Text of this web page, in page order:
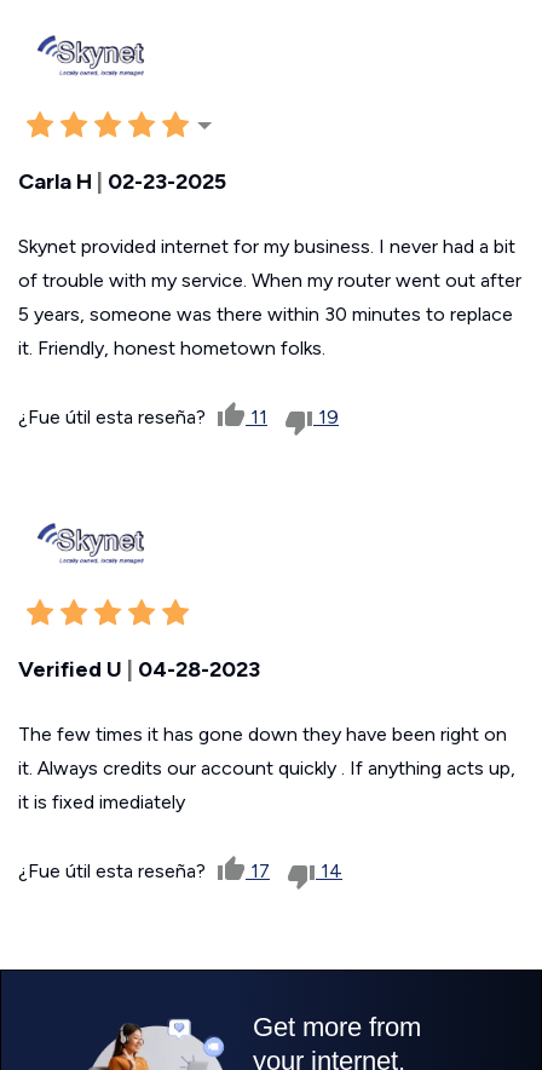
Carla H 02-23-2025
Skynet provided internet for my business. I never had a bit
of trouble with my service. When my router went out after
5 years, someone was there within 30 minutes to replace
it. Friendly, honest hometown folks.
¿Fue útil esta reseña? 11 19
Verified U | 04-28-2023
The few times it has gone down they have been right on
it. Always credits our account quickly . If anything acts up,
it is fixed imediately
¿Fue útil esta reseña? 17 14